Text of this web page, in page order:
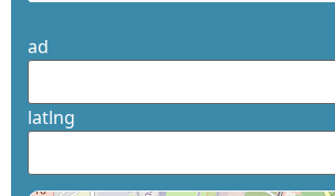
ad
latlng